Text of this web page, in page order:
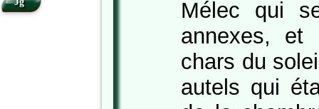
Mélec qui
annexes,
chars du
autels qui